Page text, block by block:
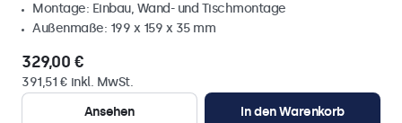
Montage: Einbau, Wand- und Tischmontage
Außenmaße: 199 x 159 x 35 mm
329,00 €
391,51 € inkl. MwSt.
Ansehen
In den Warenkorb